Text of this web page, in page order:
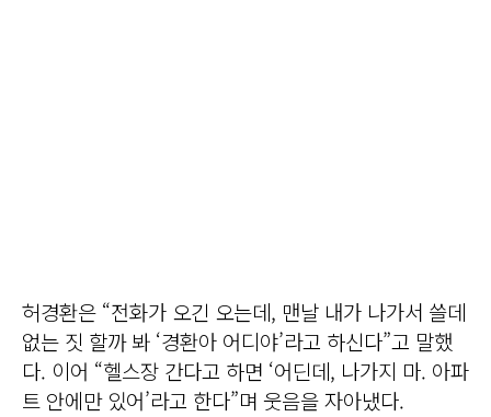
허경환은 “전화가 오긴 오는데, 맨날 내가 나가서 쓸데
없는 짓 할까 봐 ‘경환아 어디야’라고 하신다”고 말했
다. 이어 “헬스장 간다고 하면 ‘어딘데, 나가지 마. 아파
트 안에만 있어’라고 한다”며 웃음을 자아냈다.